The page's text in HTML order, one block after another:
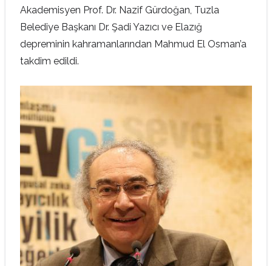
Akademisyen Prof. Dr. Nazif Gürdoğan, Tuzla
Belediye Başkanı Dr. Şadi Yazıcı ve Elazığ
depreminin kahramanlarından Mahmud El Osman’a
takdim edildi.